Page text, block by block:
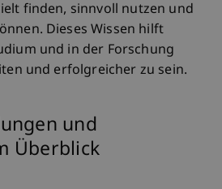
finden, sinnvoll nutzen und
Dieses Wissen hilft
und in der Forschung
und erfolgreicher zu sein.
und
Überblick